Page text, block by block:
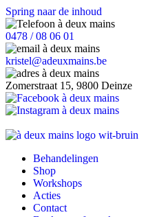
Spring naar de inhoud
0478 / 08 06 01
kristel@adeuxmains.be
Zomerstraat 15, 9800 Deinze
Behandelingen
Shop
Workshops
Acties
Contact